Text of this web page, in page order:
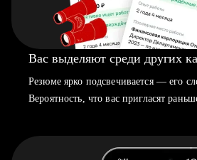
Вас выделяют среди других
Резюме ярко подсвечивается — его
Вероятность, что вас пригласят